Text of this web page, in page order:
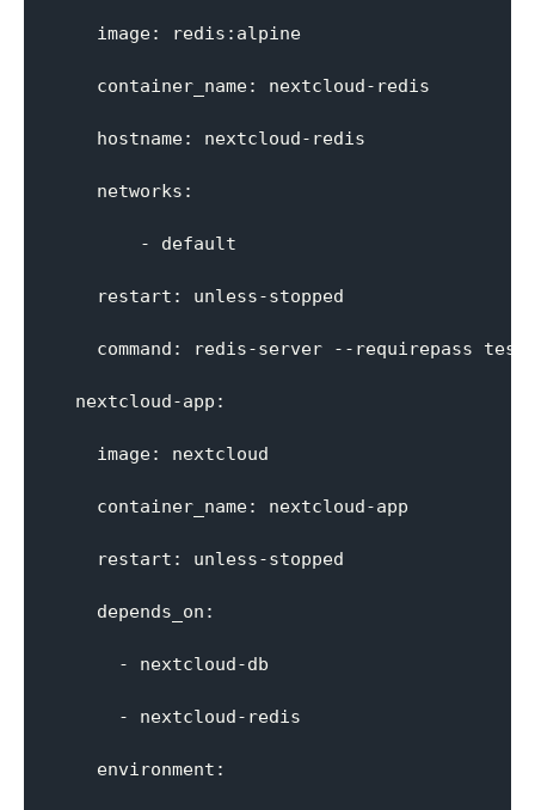
    image: redis:alpine
    container_name: nextcloud-redis
    hostname: nextcloud-redis
    networks:
        - default
    restart: unless-stopped
command: redis-server --requirepass
  nextcloud-app:
    image: nextcloud
    container_name: nextcloud-app
    restart: unless-stopped
    depends_on:
      - nextcloud-db
      - nextcloud-redis
    environment: